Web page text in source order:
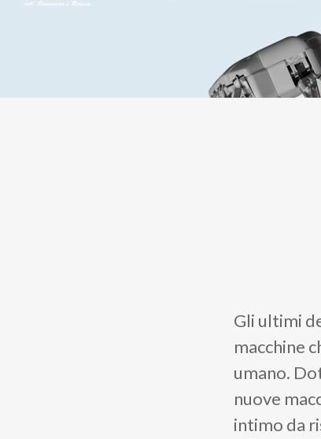
Gli ultimi
macchine
umano.
nuove
intimo da